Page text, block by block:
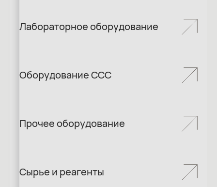
Лабораторное оборудование
Оборудование ССС
Прочее оборудование
Сырье и реагенты